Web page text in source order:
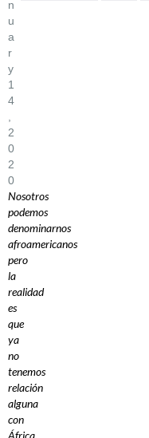
N
U
A
R
Y
1
4
2
0
2
0
Nosotros
podemos
denominarnos
afroamericanos
pero
la
realidad
es
que
ya
no
tenemos
relación
alguna
con